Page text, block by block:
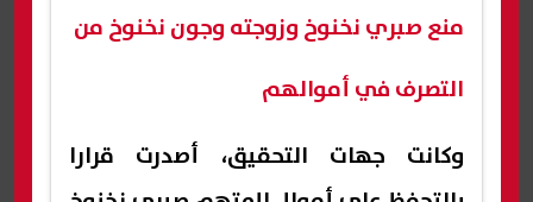
منع صبري نخنوخ وزوجته وجون نخنوخ من
التصرف في أموالهم
وكانت جهات التحقيق، أصدرت قرارا